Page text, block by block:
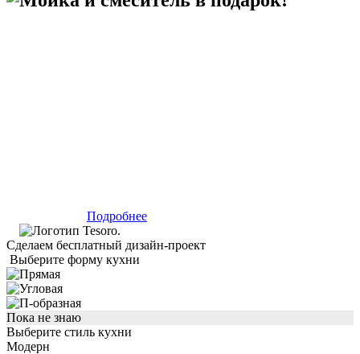
Подробнее
Сделаем бесплатный дизайн-проект
Выберите форму кухни
Пока не знаю
Выберите стиль кухни
Модерн